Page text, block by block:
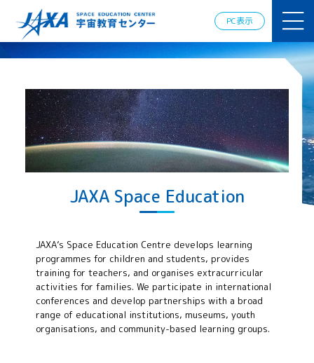
PC表示
ミー
ロスペース
情報の発
信
宇宙を活用
した教育実
践例
体験的学
習機会の
提供（国
際）
APRSAF（ア
ジア太平洋
地域宇宙機
関会議）宇
宙教育 for
All 分科会
JAXA Space Education
JAXA’s Space Education Centre develops learning
programmes for children and students, provides
training for teachers, and organises extracurricular
activities for families. We participate in international
conferences and develop partnerships with a broad
range of educational institutions, museums, youth
organisations, and community-based learning groups.